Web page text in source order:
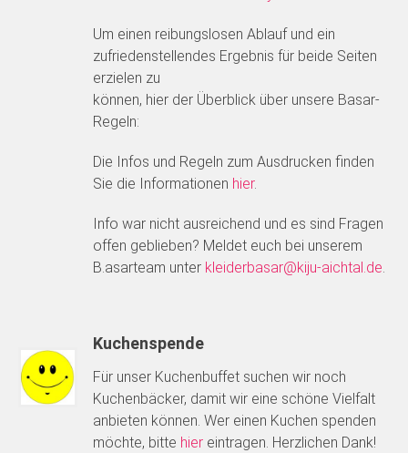
Um einen reibungslosen Ablauf und ein
zufriedenstellendes Ergebnis für beide Seiten
erzielen zu
können, hier der Überblick über unsere Basar-
Regeln:
Die Infos und Regeln zum Ausdrucken finden
Sie die Informationen hier.
Info war nicht ausreichend und es sind Fragen
offen geblieben? Meldet euch bei unserem
B.asarteam unter kleiderbasar@kiju-aichtal.de.
Kuchenspende
Für unser Kuchenbuffet suchen wir noch
Kuchenbäcker, damit wir eine schöne Vielfalt
anbieten können. Wer einen Kuchen spenden
möchte, bitte hiereintragen. Herzlichen Dank!